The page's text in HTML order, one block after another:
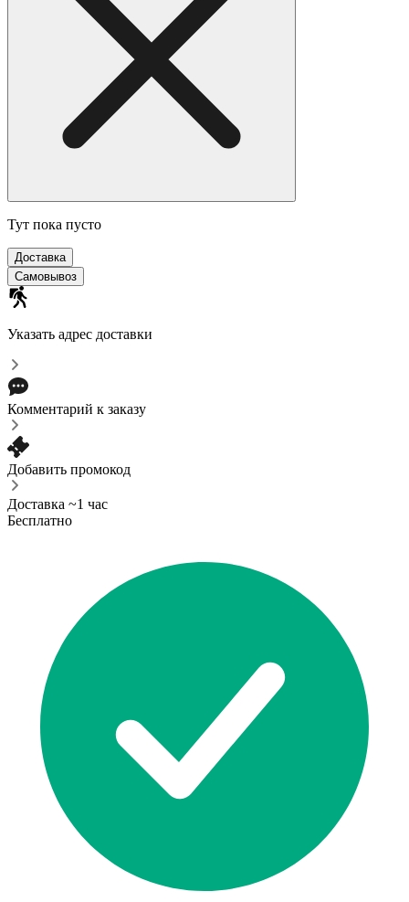
Тут пока пусто
Доставка
Самовывоз
Указать адрес доставки
Комментарий к заказу
Добавить промокод
Доставка ~1 час
Бесплатно